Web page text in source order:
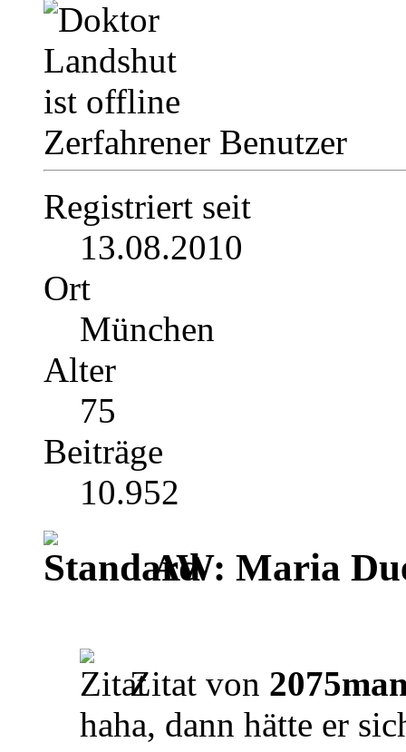
Zerfahrener Benutzer
Registriert seit
13.08.2010
Ort
München
Alter
75
Beiträge
10.952
AW: Maria
Zitat von
haha, dann hätte er